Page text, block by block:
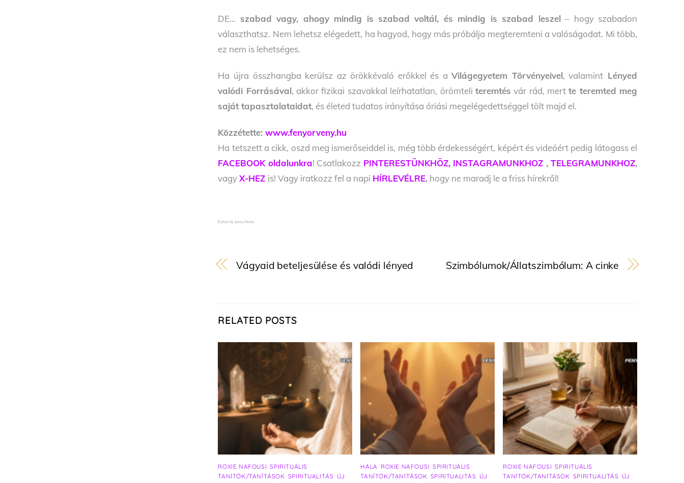
DE… szabad vagy, ahogy mindig is szabad voltál, és mindig is szabad leszel– hogy szabadon
választhatsz. Nem lehetsz elégedett, ha hagyod, hogy más próbálja megteremteni a valóságodat. Mi több,
ez nem is lehetséges.
Ha újra összhangba kerülsz az örökkévaló erőkkel és aVilágegyetem Törvényeivel, valamint Lényed
valódi Forrásával, akkor fizikai szavakkal leírhatatlan, örömteli teremtés vár rád, mertte teremted meg
saját tapasztalataidat, és életed tudatos irányítása óriási megelégedettséggel tölt majd el.
Közzétette:www.fenyorveny.hu
Ha tetszett a cikk, oszd meg ismerőseiddel is, még több érdekességért, képért és videóért pedig látogass el
FACEBOOK oldalunkra! Csatlakozz PINTERESTÜNKHÖZ, INSTAGRAMUNKHOZ , TELEGRAMUNKHOZ,
vagyX-HEZ is! Vagy iratkozz fel a napi HÍRLEVÉLRE, hogy ne maradj le a friss hírekről!
Esher és Jerry Hicks
Vágyaid beteljesülése és valódi lényed Szimbólumok/Állatszimbólum: A cinke
RELATED POSTS
ROXIE NAFOUSI ,SPIRITUÁLIS
TANÍTÓK/TANÍTÁSOK SPIRITUALITÁS ÚJ
HÁLA ROXIE NAFOUSI SPIRITUÁLIS
TANÍTÓK/TANÍTÁSOK SPIRITUALITÁS ÚJ
ROXIE NAFOUSI ,SPIRITUÁLIS
TANÍTÓK/TANÍTÁSOK SPIRITUALITÁS ÚJ